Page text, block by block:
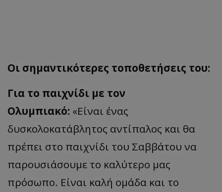
Οι σημαντικότερες τοποθετήσεις του:
Για το παιχνίδι με τον
Ολυμπιακό: «Είναι ένας
δυσκολοκατάβλητος αντίπαλος και θα
πρέπει στο παιχνίδι του Σαββάτου να
παρουσιάσουμε το καλύτερο μας
πρόσωπο. Είναι καλή ομάδα και το